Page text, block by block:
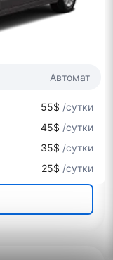
Автомат
55$ /сутки
45$ /сутки
35$ /сутки
25$ /сутки